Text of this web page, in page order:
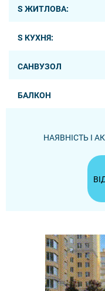
S ЖИТЛОВА:
S КУХНЯ:
САНВУЗОЛ
БАЛКОН
НАЯВНІСТЬ І